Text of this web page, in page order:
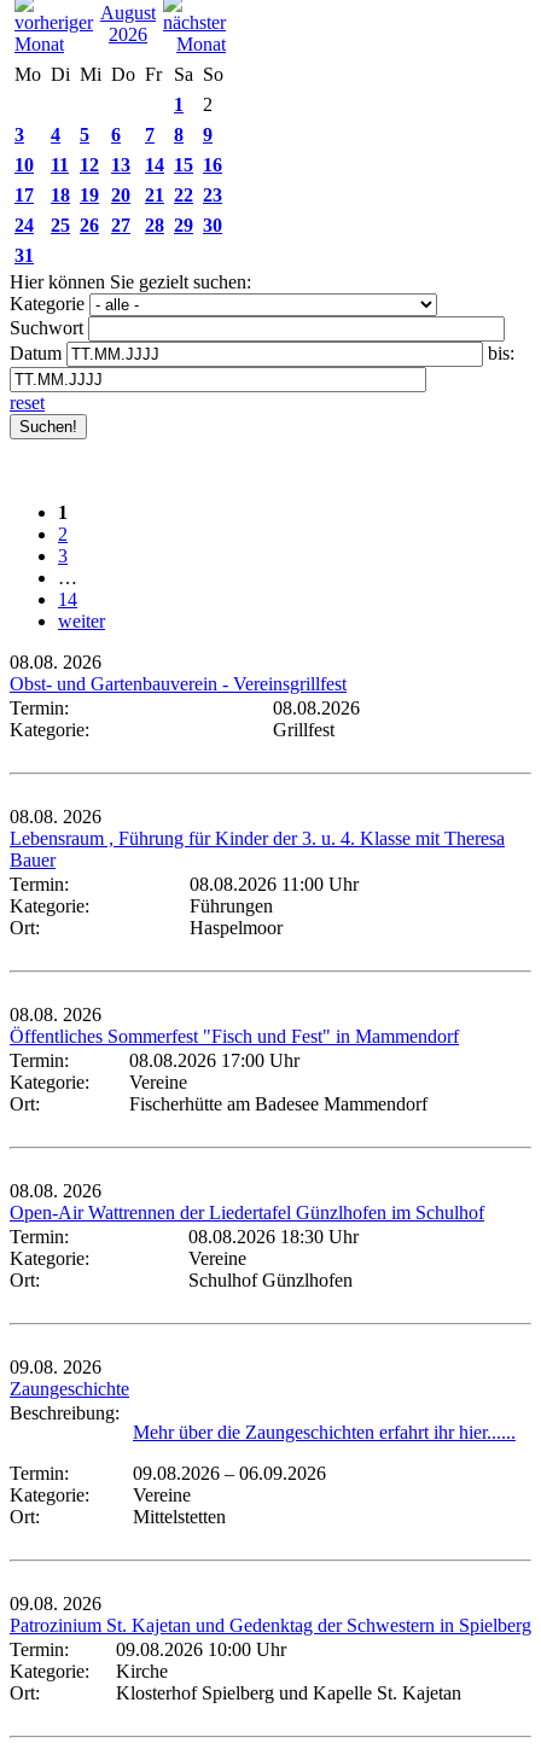
August
2026
Mo Di Mi Do Fr Sa So
1
2
3
4 5 6 7 8
9
10
11 12 13 14 15 16
17
18 19 20 21 22 23
24
25 26 27 28 29 30
31
Hier können Sie gezielt suchen:
Kategorie
Suchwort
Datum
bis:
reset
1
2
3
…
14
weiter
08.08. 2026
Obst- und Gartenbauverein - Vereinsgrillfest
Termin:
08.08.2026
Kategorie:
Grillfest
08.08. 2026
Lebensraum , Führung für Kinder der 3. u. 4. Klasse mit Theresa
Bauer
Termin:
08.08.2026 11:00 Uhr
Kategorie:
Führungen
Ort:
Haspelmoor
08.08. 2026
Öffentliches Sommerfest "Fisch und Fest" in Mammendorf
Termin:
08.08.2026 17:00 Uhr
Kategorie:
Vereine
Ort:
Fischerhütte am Badesee Mammendorf
08.08. 2026
Open-Air Wattrennen der Liedertafel Günzlhofen im Schulhof
Termin:
08.08.2026 18:30 Uhr
Kategorie:
Vereine
Ort:
Schulhof Günzlhofen
09.08. 2026
Zaungeschichte
Beschreibung:
Mehr über die Zaungeschichten erfahrt ihr hier......
Termin:
09.08.2026 – 06.09.2026
Kategorie:
Vereine
Ort:
Mittelstetten
09.08. 2026
Patrozinium St. Kajetan und Gedenktag der Schwestern in Spielberg
Termin:
09.08.2026 10:00 Uhr
Kategorie:
Kirche
Ort:
Klosterhof Spielberg und Kapelle St. Kajetan